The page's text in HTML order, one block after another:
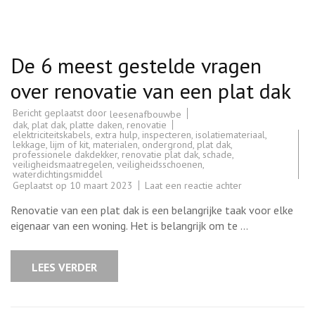
De 6 meest gestelde vragen
over renovatie van een plat dak
Bericht geplaatst door leesenafbouwbe
dak, plat dak, platte daken, renovatie
elektriciteitskabels, extra hulp, inspecteren, isolatiemateriaal,
lekkage, lijm of kit, materialen, ondergrond, plat dak,
professionele dakdekker, renovatie plat dak, schade,
veiligheidsmaatregelen, veiligheidsschoenen,
waterdichtingsmiddel
Geplaatst op 10 maart 2023 Laat een reactie achterop
6
meest
vragen
Renovatie van een plat dak is een belangrijke taak voor elke
eigenaar van een woning. Het is belangrijk om te …
LEES VERDER